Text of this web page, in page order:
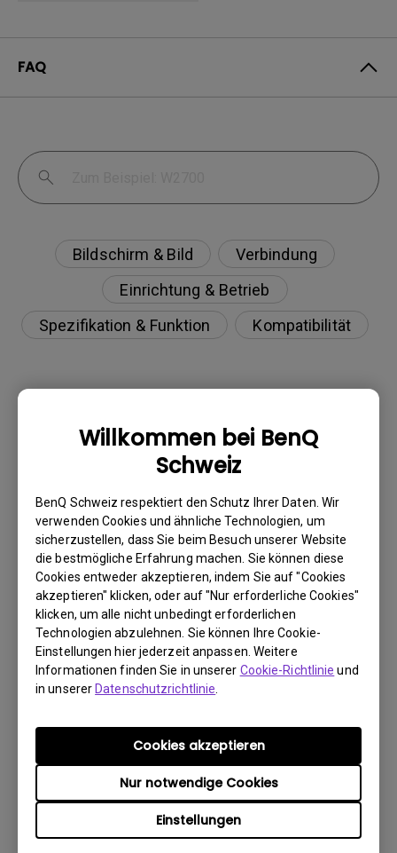
Willkommen bei BenQ
Schweiz
BenQ Schweiz respektiert den Schutz Ihrer Daten. Wir
verwenden Cookies und ähnliche Technologien, um
sicherzustellen, dass Sie beim Besuch unserer Website
die bestmögliche Erfahrung machen. Sie können diese
Cookies entweder akzeptieren, indem Sie auf "Cookies
akzeptieren" klicken, oder auf "Nur erforderliche Cookies"
klicken, um alle nicht unbedingt erforderlichen
Technologien abzulehnen. Sie können Ihre Cookie-
Einstellungen hier jederzeit anpassen. Weitere
Informationen finden Sie in unserer Cookie-Richtlinie und
in unsererDatenschutzrichtlinie
Einstellungen
Nur notwendige Cookies
Cookies akzeptieren
FAQ
Bildschirm & Bild
Verbindung
Einrichtung & Betrieb
Spezifikation & Funktion
Kompatibilität
Warum kann mein BenQ-Monitor über ein
USB-C(Typ C)-Kabel nicht ordnungsgemäß
angezeigt werden?
Wie kann ich Flimmern auf einem externen
Mac M1/M2-Monitor beheben?
Muss ich den WHQL-Treiber (Windows
Hardware Quality Labs) in Windows für
meinen BenQ-Monitor installieren? Gibt es
eine aktualisierte Version des WHQL-
Treibers?
Wieso flackert mein Monitor?
Sind alle BenQ-Monitore oder nur
bestimmte Modelle quecksilberfrei?